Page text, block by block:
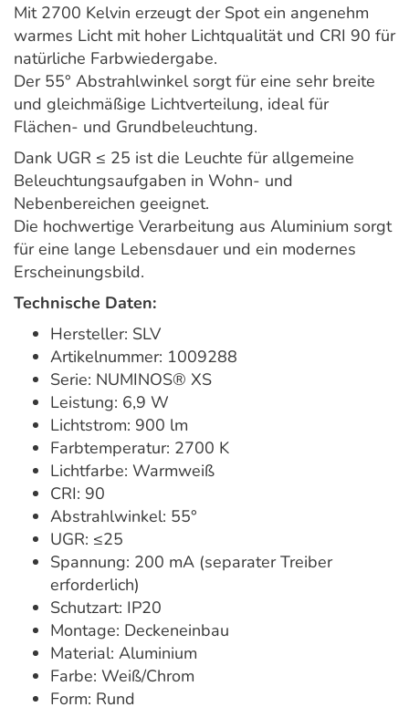
Mit 2700 Kelvin erzeugt der Spot ein angenehm
warmes Licht mit hoher Lichtqualität und CRI 90 für
natürliche Farbwiedergabe.
Der 55° Abstrahlwinkel sorgt für eine sehr breite
und gleichmäßige Lichtverteilung, ideal für
Flächen- und Grundbeleuchtung.
Dank UGR ≤ 25 ist die Leuchte für allgemeine
Beleuchtungsaufgaben in Wohn- und
Nebenbereichen geeignet.
Die hochwertige Verarbeitung aus Aluminium sorgt
für eine lange Lebensdauer und ein modernes
Erscheinungsbild.
Technische Daten:
Hersteller: SLV
Artikelnummer: 1009288
Serie: NUMINOS® XS
Leistung: 6,9 W
Lichtstrom: 900 lm
Farbtemperatur: 2700 K
Lichtfarbe: Warmweiß
CRI: 90
Abstrahlwinkel: 55°
UGR: ≤25
Spannung: 200 mA (separater Treiber
erforderlich)
Schutzart: IP20
Montage: Deckeneinbau
Material: Aluminium
Farbe: Weiß/Chrom
Form: Rund